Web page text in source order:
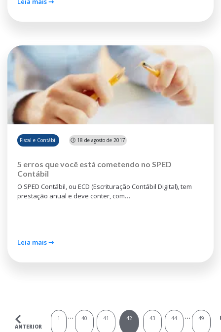
🕔 18 de agosto de 2017
Fiscal e Contábil
5 erros que você está cometendo no SPED
Contábil
O SPED Contábil, ou ECD (Escrituração Contábil Digital), tem
prestação anual e deve conter, com…
Leia mais ⇾
ANTERIOR
1 … 40 41 42 43 44 … 49